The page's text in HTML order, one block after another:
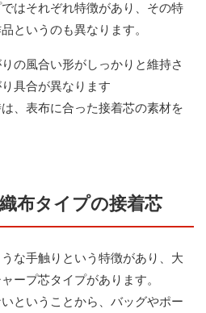
はそれぞれ特徴があり、その特
というのも異なります。
の風合い形がしっかりと維持さ
具合が異なります
、表布に合った接着芯の素材を
布タイプの接着芯
な手触りという特徴があり、大
ープ芯タイプがあります。
ということから、バッグやポー